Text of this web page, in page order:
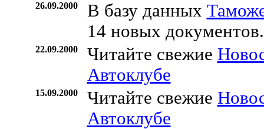
26.09.2000
В базу данных
14 новых документов.
22.09.2000 Читайте свежие
Автоклубе
15.09.2000 Читайте свежие
Автоклубе